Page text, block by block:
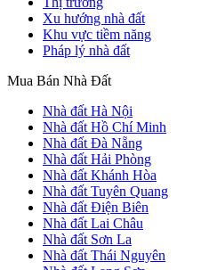
Xu hướng nhà đất
Khu vực tiềm năng
Pháp lý nhà đất
Mua Bán Nhà Đất
Nhà đất Hà Nội
Nhà đất Hồ Chí Minh
Nhà đất Đà Nẵng
Nhà đất Hải Phòng
Nhà đất Khánh Hòa
Nhà đất Tuyên Quang
Nhà đất Điện Biên
Nhà đất Lai Châu
Nhà đất Sơn La
Nhà đất Thái Nguyên